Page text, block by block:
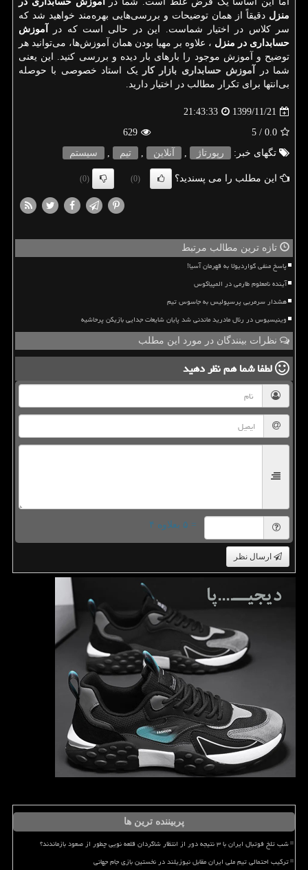
منزل دقیقاً از همان توضیحات و بررسی‌هایی بهره‌مند خواهید شد که
سر کلاس در اختیار شماست. این در حالی است که در
آموزش
حسابداری در منزل ، علاوه بر مهیا بودن همان آموزش‌ها، می‌توانید هر
توضیح و آموزش موجود را بارهای بار دیده و بررسی کنید. این یعنی
شما در
آموزش حسابداری بازار کار
یک استاد خصوصی با حوصله
بی‌انتها برای تکرار مطالب در اختیار دارید.
1399/11/21
21:43:33
0.0
/ 5
629
تگهای خبر:
رپورتاژ , آنلاین , تیم , سیستم
این مطلب را می پسندید؟ (0)
(0)
تازه ترین مطالب مرتبط
پاسخ منفی گواردیولا به قهرمان آسیا!
آینده نامعلوم طارمی در المپیاکوس
هشدار سرمربی پرسپولیس به جاسوس تیم
وینیسیوس در رئال مادرید ماندنی شد پایان شایعات جدایی بازیکن پرحاشیه
نظرات بینندگان در مورد این مطلب
لطفا شما همنظر دهید
= ۵ بعلاوه ۴
ارسال نظر
پربیننده ترین ها
شب تلخ فوتبال ایران با ۳ نتیجه دور از انتظار شاگردان قلعه نویی چطور از صعود بازماندند؟
ترکیب احتمالی تیم ملی ایران مقابل نیوزیلند در نخستین بازی جام جهانی